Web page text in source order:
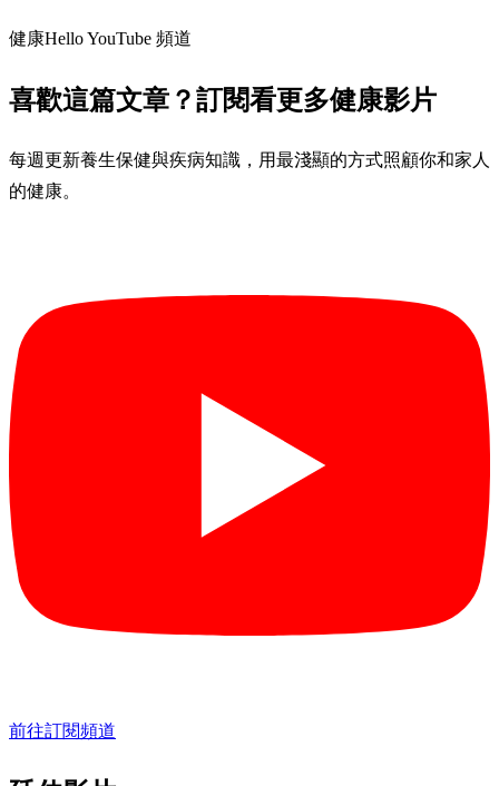
健康Hello YouTube 頻道
喜歡這篇文章？訂閱看更多健康影片
每週更新養生保健與疾病知識，用最淺顯的方式照顧你和家人
的健康。
前往訂閱頻道